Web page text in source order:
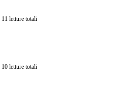
11 letture totali
10 letture totali